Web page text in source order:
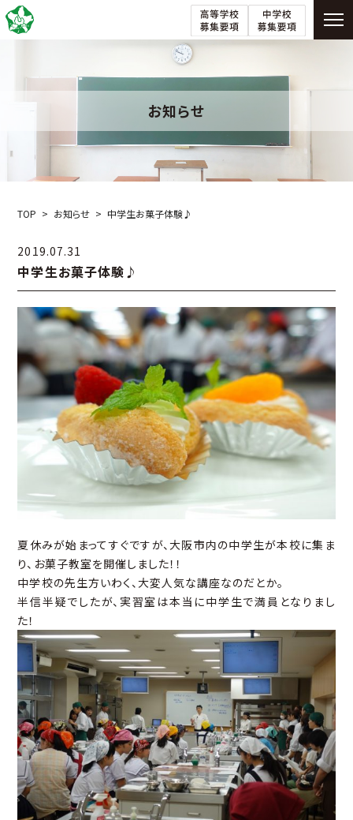
お知らせ
TOP お知らせ 中学生お菓子体験♪
2019.07.31
中学生お菓子体験♪
夏休みが始まってすぐですが、大阪市内の中学生が本校に集ま
り、お菓子教室を開催しました！！
中学校の先生方いわく、大変人気な講座なのだとか。
半信半疑でしたが、実習室は本当に中学生で満員となりまし
た！